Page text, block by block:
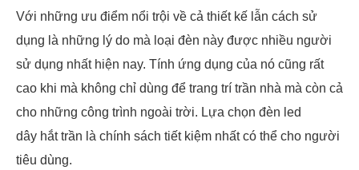
Với những ưu điểm nổi trội về cả thiết kế lẫn cách sử
dụng là những lý do mà loại đèn này được nhiều người
sử dụng nhất hiện nay. Tính ứng dụng của nó cũng rất
cao khi mà không chỉ dùng để trang trí trần nhà mà còn cả
cho những công trình ngoài trời. Lựa chọn đèn led
dây hắt trần là chính sách tiết kiệm nhất có thể cho người
tiêu dùng.